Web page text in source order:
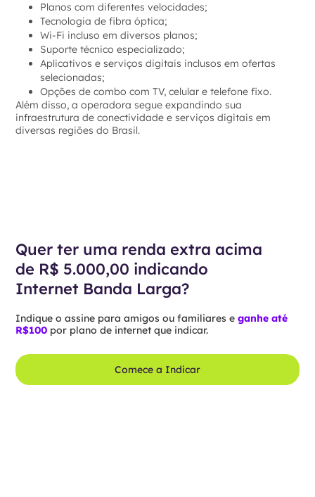
Planos com diferentes velocidades;
Tecnologia de fibra óptica;
Wi-Fi incluso em diversos planos;
Suporte técnico especializado;
Aplicativos e serviços digitais inclusos em ofertas
selecionadas;
Opções de combo com TV, celular e telefone fixo.
Além disso, a operadora segue expandindo sua
infraestrutura de conectividade e serviços digitais em
diversas regiões do Brasil.
Quer ter uma renda extra acima
de R$ 5.000,00 indicando
Internet Banda Larga?
Indique o assine para amigos ou familiares eganhe até
R$100 por plano de internet que indicar.
Comece a Indicar